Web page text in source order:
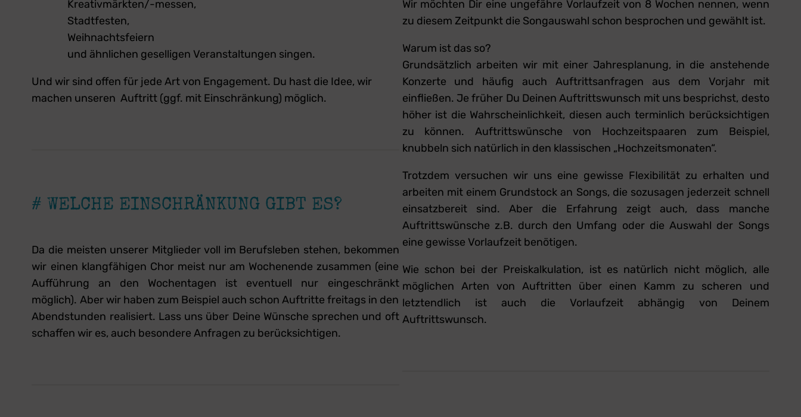
Kreativmärkten/-messen,
Stadtfesten,
Weihnachtsfeiern
und ähnlichen geselligen Veranstaltungen singen.
Und wir sind offen für jede Art von Engagement. Du hast die Idee, wir
machen unseren Auftritt (ggf. mit Einschränkung) möglich.
# WELCHE EINSCHRÄNKUNG GIBT ES?
Da die meisten unserer Mitglieder voll im Berufsleben stehen, bekommen
wir einen klangfähigen Chor meist nur am Wochenende zusammen (eine
Aufführung an den Wochentagen ist eventuell nur eingeschränkt
möglich). Aber wir haben zum Beispiel auch schon Auftritte freitags in den
Abendstunden realisiert. Lass uns über Deine Wünsche sprechen und oft
schaffen wir es, auch besondere Anfragen zu berücksichtigen.
Wir möchten Dir eine ungefähre Vorlaufzeit von 8 Wochen nennen, wenn
zu diesem Zeitpunkt die Songauswahl schon besprochen und gewählt ist.
Warum ist das so?
Grundsätzlich arbeiten wir mit einer Jahresplanung, in die anstehende
Konzerte und häufig auch Auftrittsanfragen aus dem Vorjahr mit
einfließen. Je früher Du Deinen Auftrittswunsch mit uns besprichst, desto
höher ist die Wahrscheinlichkeit, diesen auch terminlich berücksichtigen
zu können. Auftrittswünsche von Hochzeitspaaren zum Beispiel,
knubbeln sich natürlich in den klassischen „Hochzeitsmonaten“.
Trotzdem versuchen wir uns eine gewisse Flexibilität zu erhalten und
arbeiten mit einem Grundstock an Songs, die sozusagen jederzeit schnell
einsatzbereit sind. Aber die Erfahrung zeigt auch, dass manche
Auftrittswünsche z.B. durch den Umfang oder die Auswahl der Songs
eine gewisse Vorlaufzeit benötigen.
Wie schon bei der Preiskalkulation, ist es natürlich nicht möglich, alle
möglichen Arten von Auftritten über einen Kamm zu scheren und
letztendlich ist auch die Vorlaufzeit abhängig von Deinem
Auftrittswunsch.